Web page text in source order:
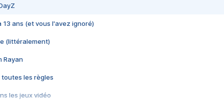
13 ans (et vous l'avez ignoré)
(littéralement)
Rayan
toutes les règles
les jeux vidéo